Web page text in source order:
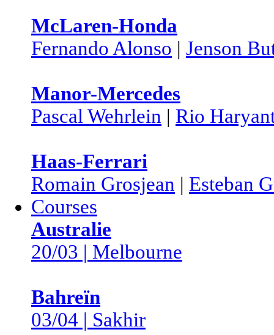
McLaren-Honda
Fernando Alonso | Jenson
Manor-Mercedes
Pascal Wehrlein | Rio
Haas-Ferrari
Romain Grosjean | Esteban
Courses
Australie
20/03 | Melbourne
Bahreïn
03/04 | Sakhir